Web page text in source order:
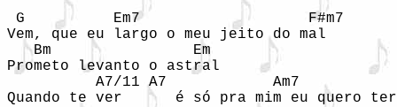
G          Em7                   F#m7
Vem, que eu largo o meu jeito do mal
   Bm                Em
Prometo levanto o astral
A7/11 A7            Am7
Quando te ver      é só pra mim eu quero